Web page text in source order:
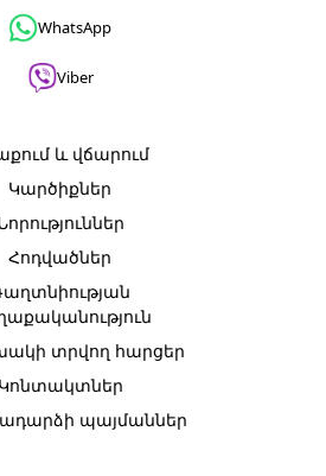
WhatsApp
Viber
և վճարում
Կարծիքներ
Հոդվածներ
տրվող հարցեր
Կոնտակտներ
պայմաններ